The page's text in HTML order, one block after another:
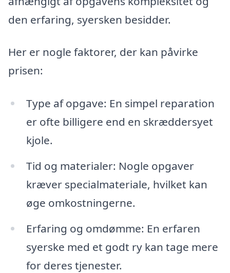
den erfaring, syersken besidder.
Her er nogle faktorer, der kan påvirke
prisen:
Type af opgave: En simpel reparation
er ofte billigere end en skræddersyet
kjole.
Tid og materialer: Nogle opgaver
kræver specialmateriale, hvilket kan
øge omkostningerne.
Erfaring og omdømme: En erfaren
syerske med et godt ry kan tage mere
for deres tjenester.